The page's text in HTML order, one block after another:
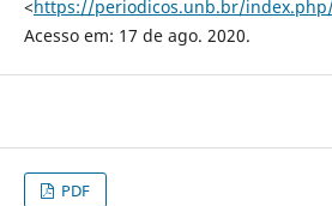
<https://periodicos.unb.br/
Acesso em: 17 de ago. 2020.
PDF